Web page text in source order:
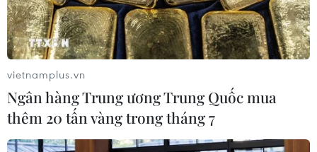
Vinh danh 49 doanh nghiệp chăm lo tốt
vietnamplus.vn
Ngân hàng Trung ương Trung Quốc mua
thêm 20 tấn vàng trong tháng 7